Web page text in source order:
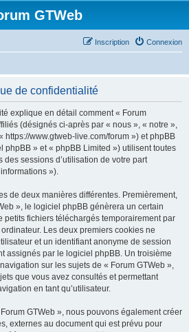
GTWeb
Connexion
Inscription
de confidentialité
explique en détail comment « Forum
(désignés ci-après par « nous », « notre »,
https://www.gtweb-live.com/forum ») et phpBB
phpBB » et « phpBB Limited ») utilisent toutes
des sessions d’utilisation de votre part
»).
de deux manières différentes. Premièrement,
», le logiciel phpBB génèrera un certain
petits fichiers téléchargés temporairement par
Les deux premiers cookies ne
et un identifiant anonyme de session
assignés par le logiciel phpBB. Un troisième
sur les sujets de « Forum GTWeb »,
que vous avez consultés et permettant
en tant qu’utilisateur.
GTWeb », nous pouvons également créer
externes au document qui est prévu pour